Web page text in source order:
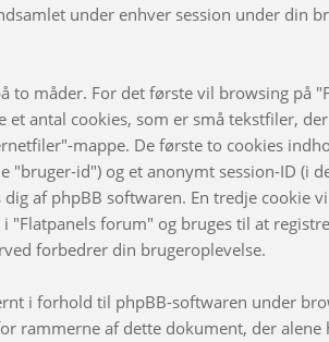
under enhver session under din
to måder. For det første vil browsing på
et antal cookies, som er små tekstfiler,
mappe. De første to cookies
"bruger-id") og et anonymt session-ID (i
af phpBB softwaren. En tredje cookie
forum" og bruges til at
forbedrer din brugeroplevelse.
i forhold til phpBB-softwaren under
rammerne af dette dokument, der alene